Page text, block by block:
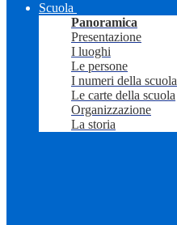
Scuola
Panoramica
Presentazione
I luoghi
Le persone
I numeri della scuola
Le carte della scuola
Organizzazione
La storia